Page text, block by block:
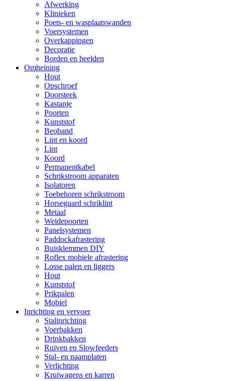
Afwerking
Klinieken
Poets- en wasplaatswanden
Voersystemen
Overkappingen
Decoratie
Borden en beelden
Omheining
Hout
Opschroef
Doorsteek
Kastanje
Poorten
Kunststof
Beoband
Lint en koord
Lint
Koord
Permanentkabel
Schrikstroom apparaten
Isolatoren
Toebehoren schrikstroom
Horseguard schriklint
Metaal
Weidepoorten
Panelsystemen
Paddockafrastering
Buisklemmen DIY
Roflex mobiele afrastering
Losse palen en liggers
Hout
Kunststof
Prikpalen
Mobiel
Inrichting en vervoer
Stalinrichting
Voerbakken
Drinkbakken
Ruiven en Slowfeeders
Stal- en naamplaten
Verlichting
Kruiwagens en karren